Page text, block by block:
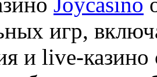
игр,
и live-